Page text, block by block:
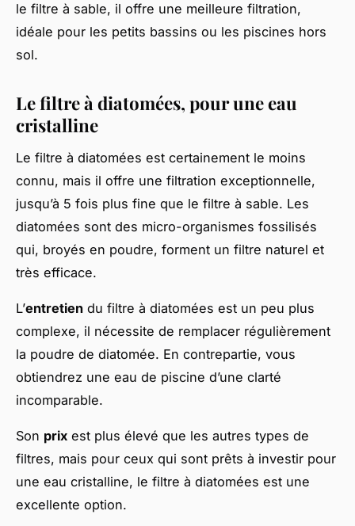
le filtre à sable, il offre une meilleure filtration,
idéale pour les petits bassins ou les piscines hors
sol.
Le filtre à diatomées, pour une eau
cristalline
Le filtre à diatomées est certainement le moins
connu, mais il offre une filtration exceptionnelle,
jusqu’à 5 fois plus fine que le filtre à sable. Les
diatomées sont des micro-organismes fossilisés
qui, broyés en poudre, forment un filtre naturel et
très efficace.
L’entretien du filtre à diatomées est un peu plus
complexe, il nécessite de remplacer régulièrement
la poudre de diatomée. En contrepartie, vous
obtiendrez une eau de piscine d’une clarté
incomparable.
Son prix est plus élevé que les autres types de
filtres, mais pour ceux qui sont prêts à investir pour
une eau cristalline, le filtre à diatomées est une
excellente option.